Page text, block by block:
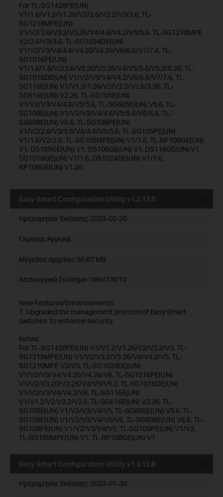
For TL-SG1428PE(UN)
V1/1.6/V1.2/V1.26/V2/2.6/V2.2/V3/3.6, TL-
SG1218MPE(UN)
V1/V2/2.6/V3.2/V3.26/V4/4.6/V4.2/V5/5.6, TL-SG1210MPE
V2/2.6/V3/3.6, TL-SG1024DE(UN)
V1/V2/V3/V4/4.6/V4.20/V4.26/V6/6.6/V7/7.6, TL-
SG1016PE(UN)
V1/1.6/1.8/V2/2.6/V3.20/V3.26/V4/V5/5.6/V5.2/5.26, TL-
SG1016DE(UN) V1/V2/V3/V4/V4.2/V6/6.6/V7/7.6, TL-
SG116E(UN) V1/V1.2/1.26/V2/V2.2/V2.6/2.26, TL-
SG616E(UN) V2.26, TL-SG105E(UN)
V1/V2/V3/V4/4.6/V5/5.6, TL-SG605E(UN) V5.6, TL-
SG108E(UN) V1/V2/V3/V4/4.6/V5/5.6/V6/6.6, TL-
SG608E(UN) V6.6, TL-SG108PE(UN)
V1/V2/2.6/V3/3.6/V4/4.6/V5/5.6, TL-SG105PE(UN)
V1/1.6/V2/2.6, TL-SG105MPE(UN) V1/1.6, TL-RP108GE(UN)
V1, DS105GE(UN) V1, DS108GE(UN) V1, DS116GE(UN) V1,
DS1016GE(UN) V1/1.6, DS1024GE(UN) V1/1.6,
RP108GE(UN) V1.20.
Easy Smart Configuration Utility v1.3.13.0
Ημερομηνία Έκδοσης: 2023-02-20
Γλώσσα: Αγγλικά
Μέγεθος αρχείου: 56.87 MB
Λειτουργικό Σύστημα : Win/7/8/10
New Features/Enhancements:
1. Upgraded the management protocol of Easy Smart
switches to enhance security.
Notes:
For TL-SG1428PE(UN) V1/V1.2/V1.26/V2/V2.2/V3, TL-
SG1218MPE(UN) V1/V2/V3.2/V3.26/V4/V4.2/V5, TL-
SG1210MPE V2/V3, TL-SG1024DE(UN)
V1/V2/V3/V4/V4.20/V4.26/V6, TL-SG1016PE(UN)
V1/V2/V3.20/V3.26/V4/V5/V5.2, TL-SG1016DE(UN)
V1/V2/V3/V4/V4.2/V6, TL-SG116E(UN)
V1/V1.2/V2/V2.2/V2.6, TL-SG616E(UN) V2.26, TL-
SG105E(UN) V1/V2/V3/V4/V5, TL-SG605E(UN) V5.6, TL-
SG108E(UN) V1/V2/V3/V4/V5/V6, TL-SG608E(UN) V6.6, TL-
SG108PE(UN) V1/V2/V3/V4/V5, TL-SG105PE(UN) V1/V2,
TL-SG105MPE(UN) V1, TL-RP108GE(UN) V1
Easy Smart Configuration Utility v1.3.12.0
Ημερομηνία Έκδοσης: 2023-01-30